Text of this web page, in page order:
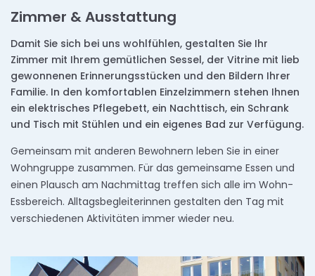
Zimmer & Ausstattung
Damit Sie sich bei uns wohlfühlen, gestalten Sie Ihr
Zimmer mit Ihrem gemütlichen Sessel, der Vitrine mit lieb
gewonnenen Erinnerungsstücken und den Bildern Ihrer
Familie. In den komfortablen Einzelzimmern stehen Ihnen
ein elektrisches Pflegebett, ein Nachttisch, ein Schrank
und Tisch mit Stühlen und ein eigenes Bad zur Verfügung.
Gemeinsam mit anderen Bewohnern leben Sie in einer
Wohngruppe zusammen. Für das gemeinsame Essen und
einen Plausch am Nachmittag treffen sich alle im Wohn-
Essbereich. Alltagsbegleiterinnen gestalten den Tag mit
verschiedenen Aktivitäten immer wieder neu.
Zurück